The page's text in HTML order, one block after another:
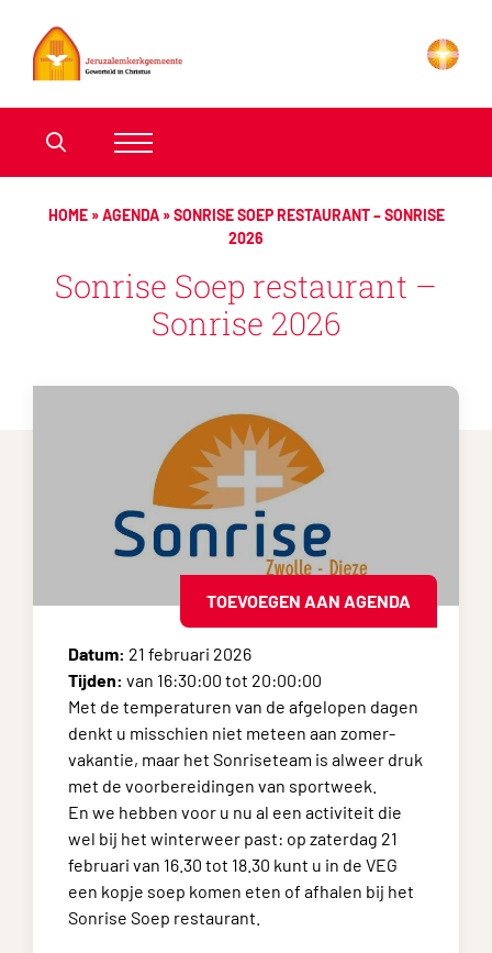
HOME»AGENDA»SONRISE SOEP RESTAURANT – SONRISE
2026
Sonrise Soep restaurant –
Sonrise 2026
TOEVOEGEN AAN AGENDA
Datum: 21 februari 2026
Tijden: van 16:30:00 tot 20:00:00
Met de temperaturen van de afgelopen dagen
denkt u misschien niet meteen aan zomer-
vakantie, maar het Sonriseteam is alweer druk
met de voorbereidingen van sportweek.
En we hebben voor u nu al een activiteit die
wel bij het winterweer past: op zaterdag 21
februari van 16.30 tot 18.30 kunt u in de VEG
een kopje soep komen eten of afhalen bij het
Sonrise Soep restaurant.